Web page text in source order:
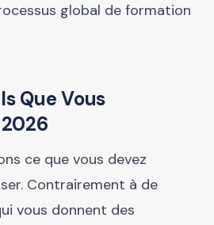
global de formation
Que Vous
ce que vous devez
Contrairement à de
vous donnent des